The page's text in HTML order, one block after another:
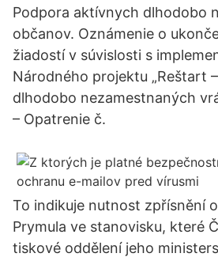
Podpora aktívnych dlhodobo
občanov. Oznámenie o
žiadostí v súvislosti s
Národného projektu „Reštart
dlhodobo nezamestnaných
– Opatrenie č.
To indikuje nutnost zpřísnění
Prymula ve stanovisku, které
tiskové oddělení jeho